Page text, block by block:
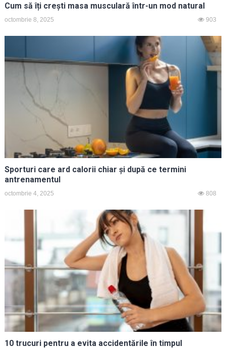
Cum să îți crești masa musculară într-un mod natural
octombrie 8, 2025 903
Sporturi care ard calorii chiar și după ce termini
antrenamentul
octombrie 4, 2025 808
10 trucuri pentru a evita accidentările în timpul